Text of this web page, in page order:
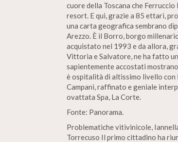
cuore della Toscana che
resort. E qui, grazie a 85 ettari,
una carta geografica sembrano
Arezzo. È il Borro, borgo
acquistato nel 1993 e da allora,
Vittoria e Salvatore, ne ha fatto
sapientemente accostati
è ospitalità di altissimo livello con
Campani, raffinato e geniale
ovattata Spa, La Corte.
Fonte: Panorama.
Problematiche vitivinicole,
Torrecuso Il primo cittadino ha